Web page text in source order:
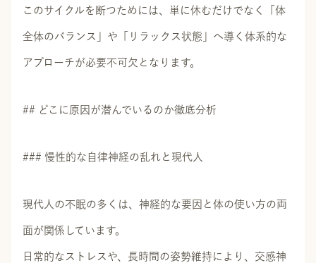
このサイクルを断つためには、単に休むだけでなく「体
全体のバランス」や「リラックス状態」へ導く体系的な
アプローチが必要不可欠となります。
## どこに原因が潜んでいるのか徹底分析
### 慢性的な自律神経の乱れと現代人
現代人の不眠の多くは、神経的な要因と体の使い方の両
面が関係しています。
日常的なストレスや、長時間の姿勢維持により、交感神